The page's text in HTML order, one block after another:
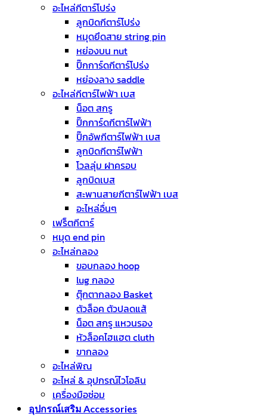
อะไหล่กีตาร์โปร่ง
ลูกบิดกีตาร์โปร่ง
หมุดยึดสาย string pin
หย่องบน nut
ปิ๊กการ์ดกีตาร์โปร่ง
หย่องลาง saddle
อะไหล่กีตาร์ไฟฟ้า เบส
น็อต สกรู
ปิ๊กการ์ดกีตาร์ไฟฟ้า
ปิ๊กอัพกีตาร์ไฟฟ้า เบส
ลูกบิดกีตาร์ไฟฟ้า
โวลลุ่ม ฝาครอบ
ลูกบิดเบส
สะพานสายกีตาร์ไฟฟ้า เบส
อะไหล่อื่นๆ
เฟร็ตกีตาร์
หมุด end pin
อะไหล่กลอง
ขอบกลอง hoop
lug กลอง
ตุ๊กตากลอง Basket
ตัวล็อค ตัวปลดแส้
น็อต สกรู แหวนรอง
หัวล็อคไฮแฮต cluth
ขากลอง
อะไหล่พิณ
อะไหล่ & อุปกรณ์ไวโอลิน
เครื่องมือซ่อม
อุปกรณ์เสริม Accessories